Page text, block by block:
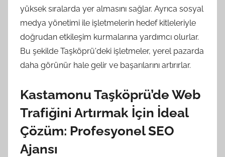
yüksek sıralarda yer almasını sağlar. Ayrıca sosyal
medya yönetimi ile işletmelerin hedef kitleleriyle
doğrudan etkileşim kurmalarına yardımcı olurlar.
Bu şekilde Taşköprü'deki işletmeler, yerel pazarda
daha görünür hale gelir ve başarılarını artırırlar.
Kastamonu Taşköprü’de Web
Trafiğini Artırmak İçin İdeal
Çözüm: Profesyonel SEO
Ajansı